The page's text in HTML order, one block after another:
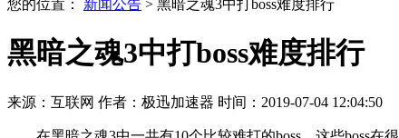
您的位置： 新闻公告 > 黑暗之魂3中打boss难度排行
黑暗之魂3中打boss难度排行
来源：互联网 作者：极迅加速器 时间：2019-07-04 12:04:50